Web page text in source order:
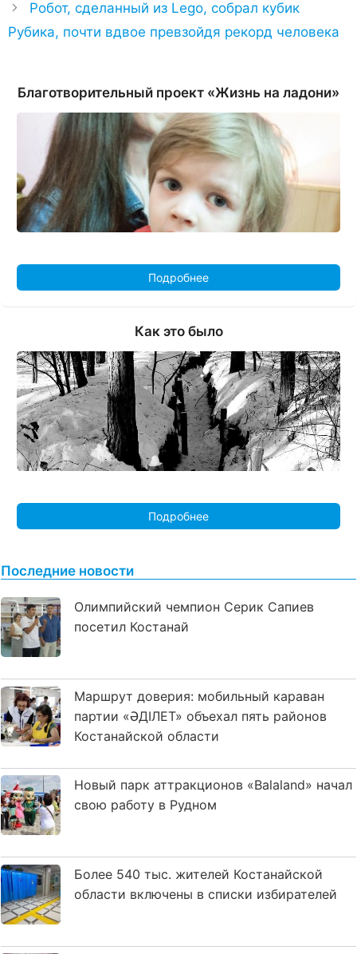
Робот, сделанный из Lego, собрал кубик
Рубика, почти вдвое превзойдя рекорд человека
Благотворительный проект «Жизнь на ладони»
Подробнее
Как это было
Подробнее
Последние новости
Олимпийский чемпион Серик Сапиев
посетил Костанай
Маршрут доверия: мобильный караван
партии «ӘДІЛЕТ» объехал пять районов
Костанайской области
Новый парк аттракционов «Balaland» начал
свою работу в Рудном
Более 540 тыс. жителей Костанайской
области включены в списки избирателей